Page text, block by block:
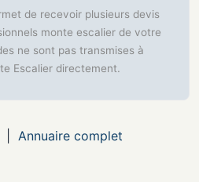
de recevoir plusieurs devis
monte escalier de votre
ne sont pas transmises à
Escalier directement.
Annuaire complet